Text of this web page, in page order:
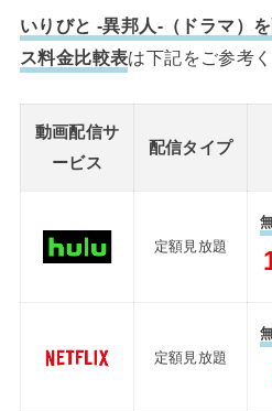
いりびと -異邦人-（ドラマ）
ス料金比較表は下記をご参考く
動画配信サ
ービス
配信タイプ
定額見放題
定額見放題